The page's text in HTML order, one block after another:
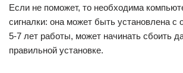
Если не поможет, то необходима
сигналки: она может быть установлена с
5-7 лет работы, может начинать сбоить
правильной установке.